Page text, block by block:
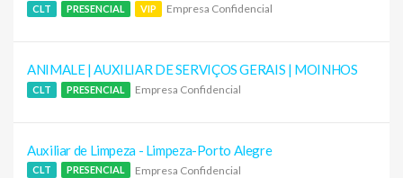
CLT PRESENCIAL VIP Empresa Confidencial
ANIMALE | AUXILIAR DE SERVIÇOS GERAIS | MOINHOS
CLT PRESENCIAL Empresa Confidencial
Auxiliar de Limpeza - Limpeza-Porto Alegre
CLT PRESENCIAL Empresa Confidencial